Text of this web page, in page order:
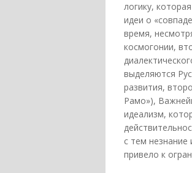
логику,
идеи о
время,
космогонии,
выделяются
развития,
Рамо»),
идеализм,
с тем
привело к